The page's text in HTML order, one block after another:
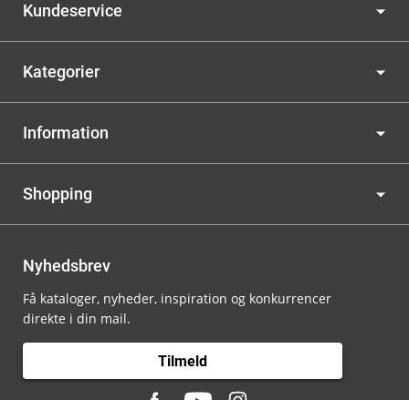
Kundeservice
Kategorier
Information
Shopping
Nyhedsbrev
Få kataloger, nyheder, inspiration og konkurrencer
direkte i din mail.
Tilmeld